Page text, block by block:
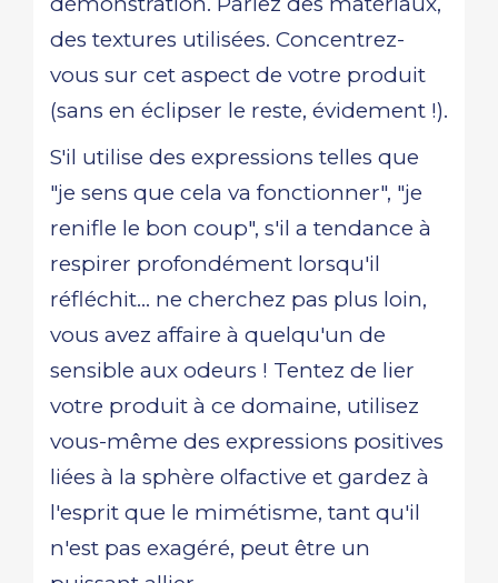
des textures utilisées. Concentrez-
vous sur cet aspect de votre produit
(sans en éclipser le reste, évidement !).
S'il utilise des expressions telles que
"je sens que cela va fonctionner", "je
renifle le bon coup", s'il a tendance à
respirer profondément lorsqu'il
réfléchit... ne cherchez pas plus loin,
vous avez affaire à quelqu'un de
sensible aux odeurs ! Tentez de lier
votre produit à ce domaine, utilisez
vous-même des expressions positives
liées à la sphère olfactive et gardez à
l'esprit que le mimétisme, tant qu'il
n'est pas exagéré, peut être un